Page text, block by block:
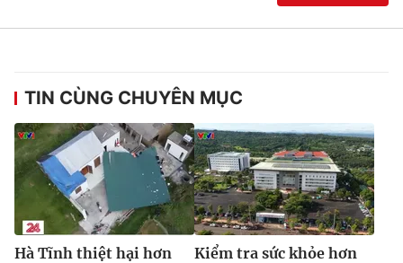
Tổng đài VTV:024.38 355 931 - 024.38 355 932
Liên hệ quảng cáo:024-7300.7108
TIN CÙNG CHUYÊN MỤC
Hà Tĩnh thiệt hại hơn
Kiểm tra sức khỏe hơn